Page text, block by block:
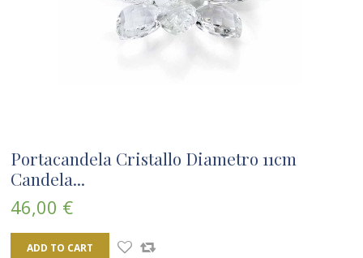
Portacandela Cristallo Diametro 11cm
Candela...
46,00 €
ADD TO CART